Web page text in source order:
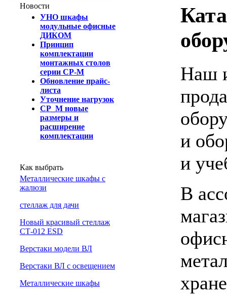
Новости
УНО шкафы
модульные офисные
ДИКОМ
Принцип
комплектации
монтажных столов
серии СР-М
Обновление прайс-
листа
Уточнение нагрузок
СР_М новые
размеры и
расширение
комплектации
Как выбрать
Металлические шкафы с
жалюзи
cтеллаж для дачи
Новый красивый стеллаж
СТ-012 ESD
Верстаки модели ВЛ
Верстаки ВЛ с освещением
Металлические шкафы
Наш
и
и
В